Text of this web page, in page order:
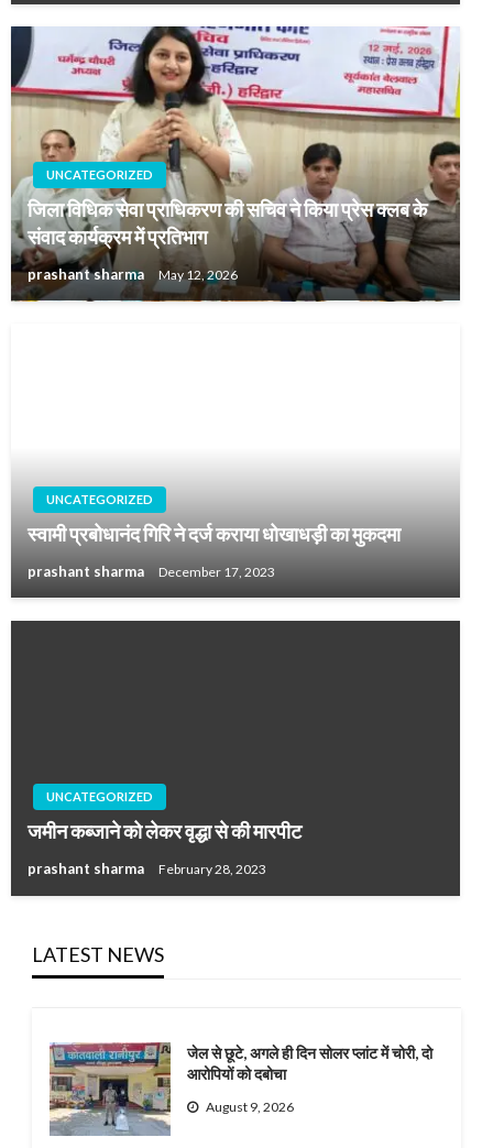
UNCATEGORIZED
जिला विधिक सेवा प्राधिकरण की सचिव ने किया प्रेस क्लब के
संवाद कार्यक्रम में प्रतिभाग
prashant sharma May 12, 2026
UNCATEGORIZED
स्वामी प्रबोधानंद गिरि ने दर्ज कराया धोखाधड़ी का मुकदमा
prashant sharma December 17, 2023
UNCATEGORIZED
जमीन कब्जाने को लेकर वृद्धा से की मारपीट
prashant sharma February 28, 2023
LATEST NEWS
जेल से छूटे, अगले ही दिन सोलर प्लांट में चोरी, दो
आरोपियों को दबोचा
August 9, 2026